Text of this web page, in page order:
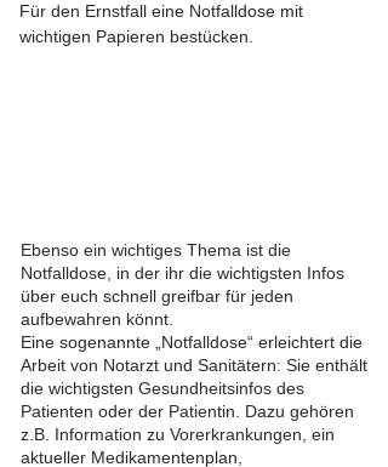
Für den Ernstfall eine Notfalldose mit
wichtigen Papieren bestücken.
Ebenso ein wichtiges Thema ist die
Notfalldose, in der ihr die wichtigsten Infos
über euch schnell greifbar für jeden
aufbewahren könnt.
Eine sogenannte „Notfalldose“ erleichtert die
Arbeit von Notarzt und Sanitätern: Sie enthält
die wichtigsten Gesundheitsinfos des
Patienten oder der Patientin. Dazu gehören
z.B. Information zu Vorerkrankungen, ein
aktueller Medikamentenplan,